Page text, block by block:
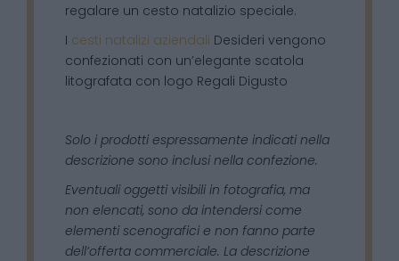
regalare un cesto natalizio speciale.
I cesti natalizi aziendali Desideri vengono
confezionati con un’elegante scatola
litografata con logo Regali Digusto
Solo i prodotti espressamente indicati nella
descrizione sono inclusi nella confezione.
Eventuali oggetti visibili in fotografia, ma
non elencati, sono da intendersi come
elementi scenografici e non fanno parte
dell’offerta commerciale. La descrizione